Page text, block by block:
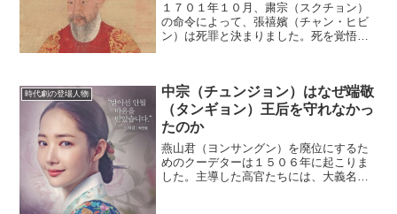
１７０１年１０月、粛宗（スクチョン）
の命令によって、張禧嬪（チャン・ヒビ
ン）は死罪と決まりました。死を覚悟し
(adsbygoogle...
時代劇の登場人物
中宗（チュンジョン）はなぜ端敬
（タンギョン）王后を守れなかっ
たのか
燕山君（ヨンサングン）を廃位にするた
めのクーデターは１５０６年に起こりま
した。主導した高官たちには、大義名分